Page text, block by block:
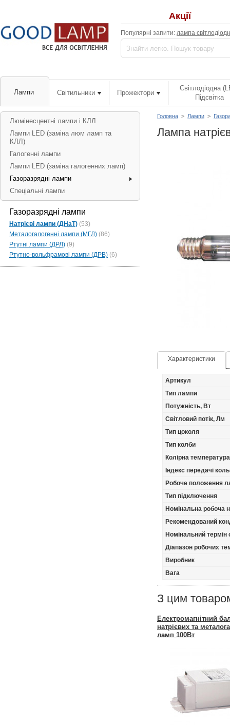
Акції
Популярні запити: лампа
Лампи Світильники Прожектори
Світлодіодна
Підсвітка
Головна > Лампи >
Лампа
Характеристики
Артикул
Тип лампи
Потужність, Вт
Світловий потік, Лм
Тип цоколя
Тип колби
Колірна
Індекс передачі
Робоче положення
Тип підключення
Номінальна робоча
Рекомендований
Номінальний термін
Діапазон робочих
Виробник
Вага
З цим
Електромагнітний
натрієвих та
ламп 100Вт
Люмінесцентні лампи і КЛЛ
Лампи LED (заміна люм ламп та
КЛЛ)
Галогенні лампи
Лампи LED (заміна галогенних ламп)
Газоразрядні лампи
Спеціальні лампи
Газоразрядні лампи
Натрієві лампи (ДНаТ) (53)
Металогалогенні лампи (МГЛ) (86)
Ртутні лампи (ДРЛ) (9)
Ртутно-вольфрамові лампи (ДРВ) (6)